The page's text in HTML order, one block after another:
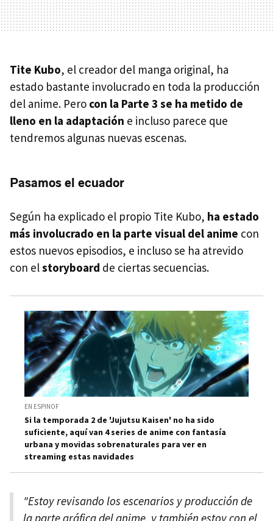
Tite Kubo, el creador del manga original, ha
estado bastante involucrado en toda la producción
del anime. Pero con la Parte 3 se ha metido de
lleno en la adaptación e incluso parece que
tendremos algunas nuevas escenas.
Pasamos el ecuador
Según ha explicado el propio Tite Kubo, ha estado
más involucrado en la parte visual del anime con
estos nuevos episodios, e incluso se ha atrevido
con elstoryboard de ciertas secuencias.
EN ESPINOF
Si la temporada 2 de 'Jujutsu Kaisen' no ha sido
suficiente, aquí van 4 series de anime con fantasía
urbana y movidas sobrenaturales para ver en
streaming estas navidades
"Estoy revisando los escenarios y producción de
la parte gráfica del anime, y también estoy con el